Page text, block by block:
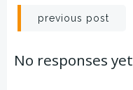
Post
navigation
previous post
No responses yet